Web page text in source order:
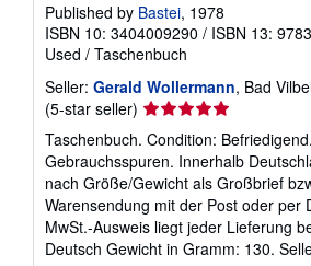
Published by Bastei, 1978
ISBN 10: 3404009290 / ISBN 13:
Used / Taschenbuch
Seller: Gerald Wollermann, Bad
(5-star seller) Seller
rating
5
out
of
5
stars
Taschenbuch. Condition:
Gebrauchsspuren. Innerhalb
nach Größe/Gewicht als Großbrief
Warensendung mit der Post oder per
MwSt.-Ausweis liegt jeder Lieferung
Deutsch Gewicht in Gramm: 130.